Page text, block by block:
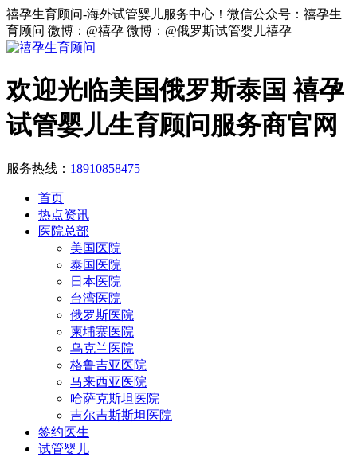
禧孕生育顾问-海外试管婴儿服务中心！微信公众号：禧孕生
育顾问 微博：@禧孕 微博：@俄罗斯试管婴儿禧孕
欢迎光临美国俄罗斯泰国 禧孕
试管婴儿生育顾问服务商官网
服务热线： 18910858475
首页
热点资讯
医院总部
美国医院
泰国医院
日本医院
台湾医院
俄罗斯医院
柬埔寨医院
乌克兰医院
格鲁吉亚医院
马来西亚医院
哈萨克斯坦医院
吉尔吉斯斯坦医院
签约医生
试管婴儿